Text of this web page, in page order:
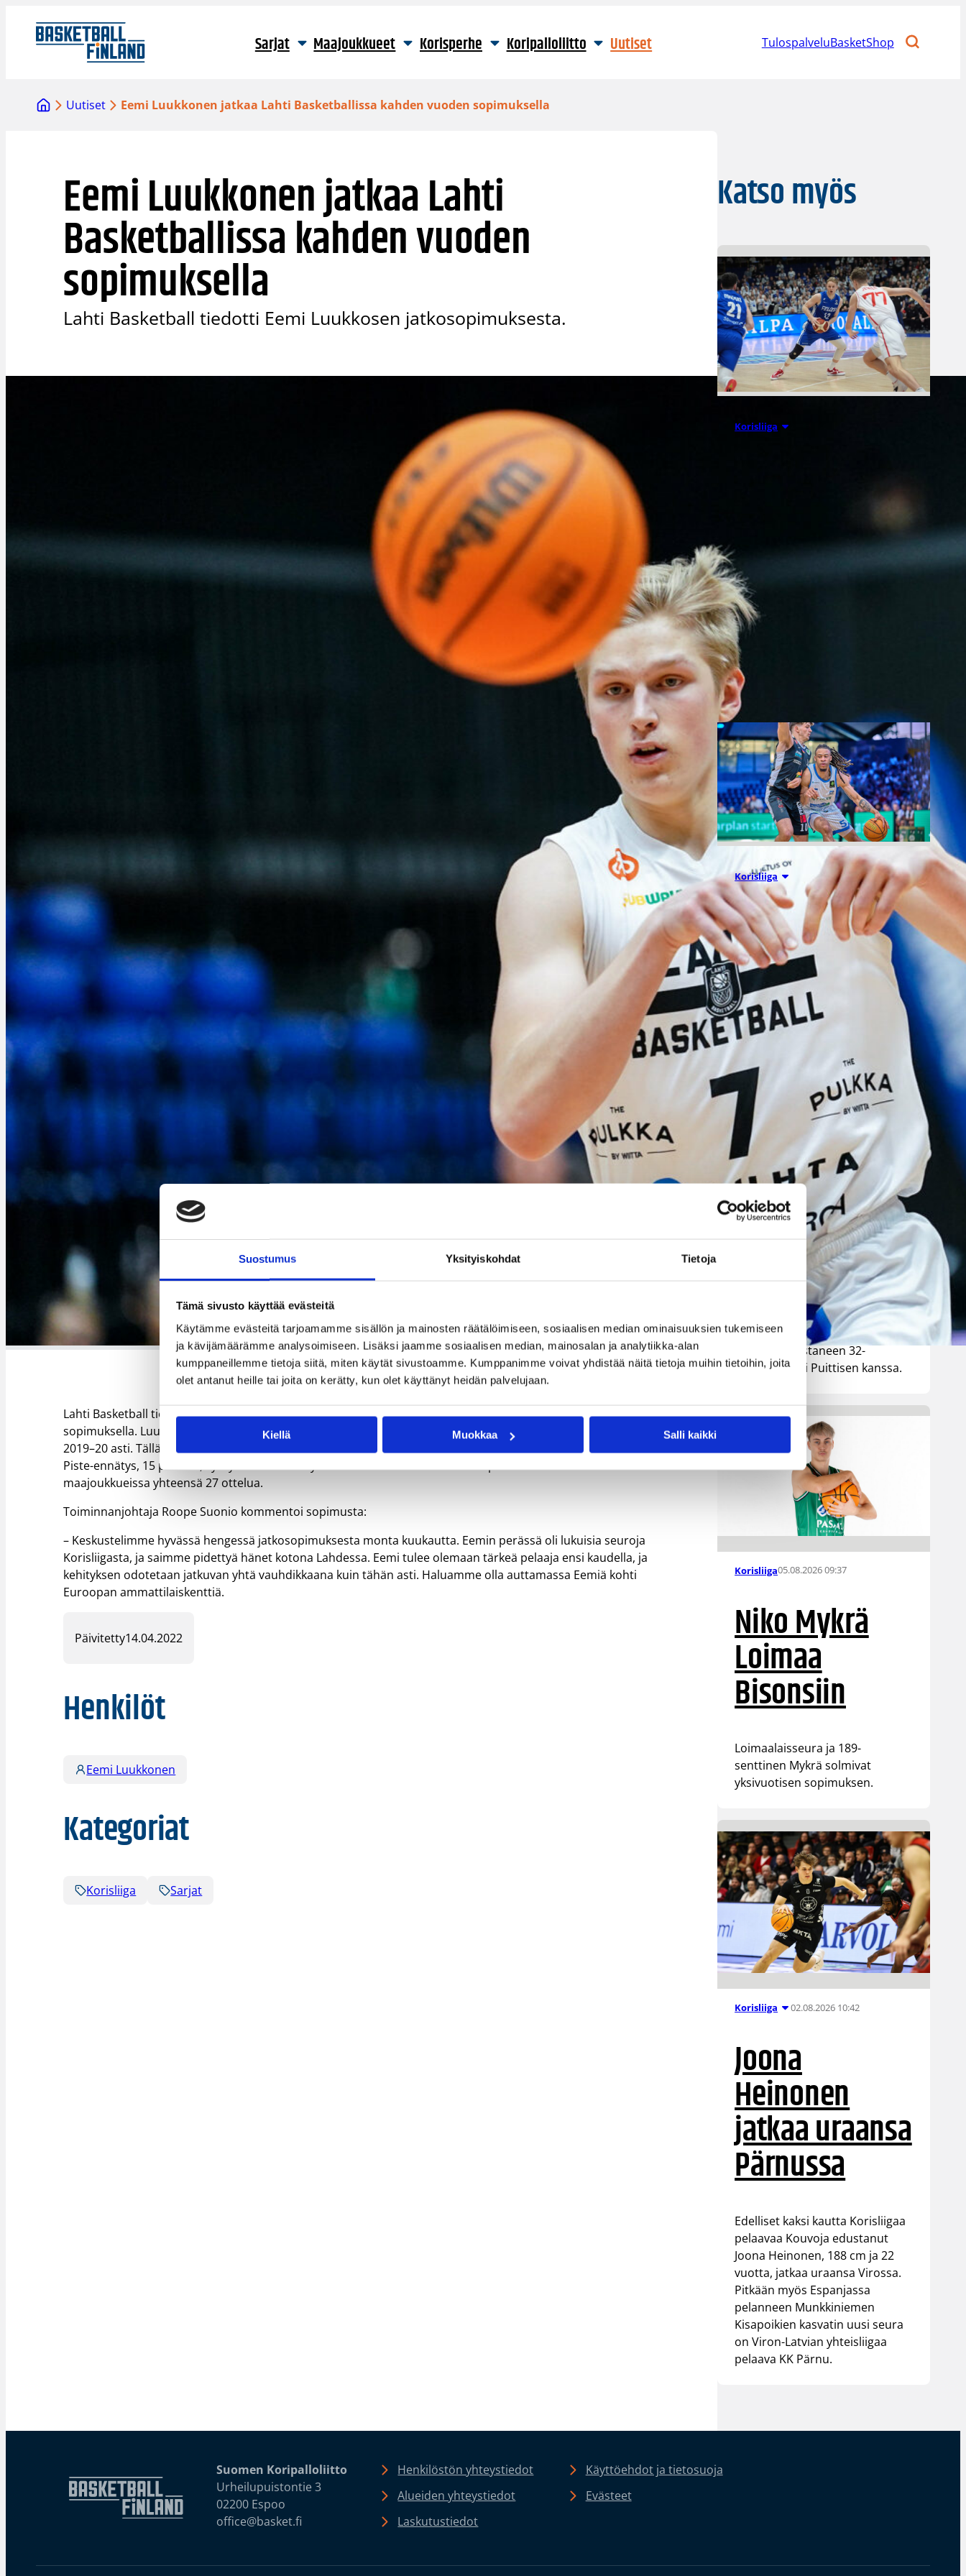
Suostumus Yksityiskohdat Tietoja
Tämä sivusto käyttää evästeitä
Käytämme evästeitä tarjoamamme sisällön ja mainosten räätälöimiseen, sosiaalisen median ominaisuuksien tukemiseen
ja kävijämäärämme analysoimiseen. Lisäksi jaamme sosiaalisen median, mainosalan ja analytiikka-alan
kumppaneillemme tietoja siitä, miten käytät sivustoamme. Kumppanimme voivat yhdistää näitä tietoja muihin tietoihin, joita
olet antanut heille tai joita on kerätty, kun olet käyttänyt heidän palvelujaan.
Kiellä Muokkaa Salli kaikki
sisältöön
Sarjat Maajoukkueet Korisperhe Koripalloliitto Uutiset TulospalveluBasketShop
Uutiset Eemi Luukkonen jatkaa Lahti Basketballissa kahden vuoden sopimuksella
Eemi Luukkonen jatkaa Lahti
Basketballissa kahden vuoden
sopimuksella
Lahti Basketball tiedotti Eemi Luukkosen jatkosopimuksesta.
Eemi Luukkonen jatkaa kasvattajaseurassaan. Kuva: Ville Vuorinen / Korisliiga
Lahti Basketball tiedottaa, että 19-vuotias Eemi Luukkonen jatkaa seurassa kahden vuoden mittaisella
sopimuksella. Luukkonen on Lahti Basketballin junioreiden kasvatti ja pelannut edustusjoukkueessa kaudesta
2019–20 asti. Tällä kaudella laituri pelasi 31 ottelua, joissa syntyi 7,2 pisteen ja 2,7 levypallon ottelukeskiarvot.
Piste-ennätys, 15 pistettä, syntyi lokakuussa Pyrinnön vieraana. Luukkonen on pelannut eri ikäkausi
maajoukkueissa yhteensä 27 ottelua.
Toiminnanjohtaja Roope Suonio kommentoi sopimusta:
– Keskustelimme hyvässä hengessä jatkosopimuksesta monta kuukautta. Eemin perässä oli lukuisia seuroja
Korisliigasta, ja saimme pidettyä hänet kotona Lahdessa. Eemi tulee olemaan tärkeä pelaaja ensi kaudella, ja
kehityksen odotetaan jatkuvan yhtä vauhdikkaana kuin tähän asti. Haluamme olla auttamassa Eemiä kohti
Euroopan ammattilaiskenttiä.
Päivitetty14.04.2022
Henkilöt
Eemi Luukkonen
Kategoriat
Korisliiga Sarjat
Katso myös
Korisliiga
Daniel Dolenc
KTP-Basketin
haaviin
Dolenc on rakentanut pitkän
ammattilaisuran Suomen lisäksi
Ranskassa, Itävallassa,
Liettuassa, Romaniassa,
Bosniassa ja viimeksi Islannissa.
Korisliiga 05.08.2026 11:34
Seagulls
hankki taitoa
ja kokemusta
kokoonpanoo
nsa kahden
pelaajan
edestä
Helsinki Seagullsin kokoonpano
vahvistuu kahdella tuoreella
kasvolla. Joukkue on tehnyt
tulevan kauden mittaiset
sopimukset viime kaudella
Saksan ProA-sarjan Karlsruhe
Lionsia edustaneen 26-vuotiaan
yhdysvaltalaislaituri Tyrese
Williamsin sekä viime kaudella
Kouvoja edustaneen 32-
vuotiaan Timi Puittisen kanssa.
Korisliiga05.08.2026 09:37
Niko Mykrä
Loimaa
Bisonsiin
Loimaalaisseura ja 189-
senttinen Mykrä solmivat
yksivuotisen sopimuksen.
Korisliiga 02.08.2026 10:42
Joona
Heinonen
jatkaa uraansa
Pärnussa
Edelliset kaksi kautta Korisliigaa
pelaavaa Kouvoja edustanut
Joona Heinonen, 188 cm ja 22
vuotta, jatkaa uraansa Virossa.
Pitkään myös Espanjassa
pelanneen Munkkiniemen
Kisapoikien kasvatin uusi seura
on Viron-Latvian yhteisliigaa
pelaava KK Pärnu.
Suomen Koripalloliitto
Urheilupuistontie 3
02200 Espoo
office@basket.fi
Henkilöstön yhteystiedot
Alueiden yhteystiedot
Laskutustiedot
Käyttöehdot ja tietosuoja
Evästeet